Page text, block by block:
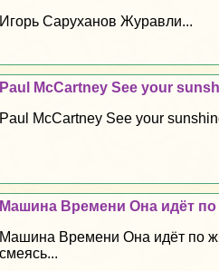
Игорь Саруханов Журавли...
Paul McCartney See your
Paul McCartney See your
Машина Времени Она идёт по
Машина Времени Она идёт по
смеясь...